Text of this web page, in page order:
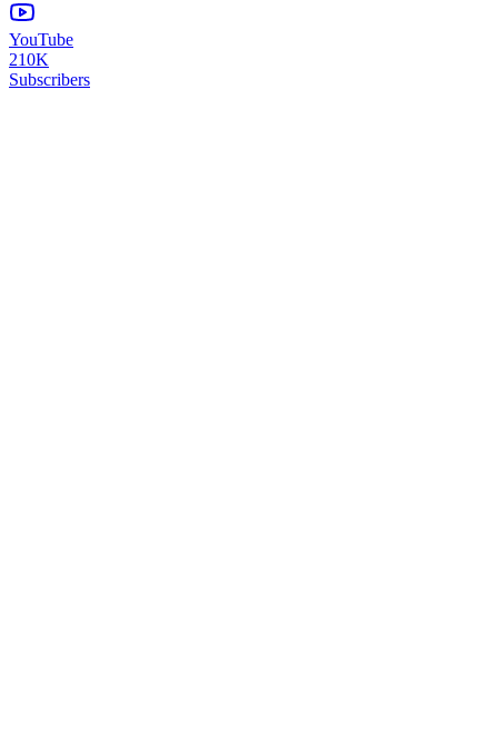
YouTube
210K
Subscribers